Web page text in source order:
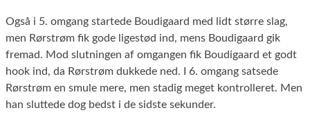
Også i 5. omgang startede Boudigaard med lidt større slag,
men Rørstrøm fik gode ligestød ind, mens Boudigaard gik
fremad. Mod slutningen af omgangen fik Boudigaard et godt
hook ind, da Rørstrøm dukkede ned. I 6. omgang satsede
Rørstrøm en smule mere, men stadig meget kontrolleret. Men
han sluttede dog bedst i de sidste sekunder.